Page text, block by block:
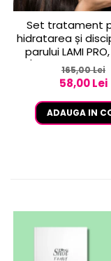
Set tratament
hidratarea și
parului LAMI
(șampon +
250ml)
165,00 Lei
58,00 Lei
ADAUGA IN